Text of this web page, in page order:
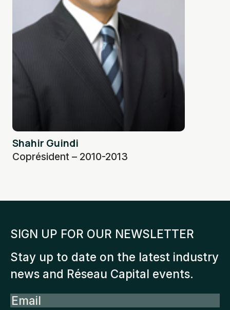
Shahir Guindi
Coprésident – 2010-2013
SIGN UP FOR OUR NEWSLETTER
Stay up to date on the latest industry
news and Réseau Capital events.
Email